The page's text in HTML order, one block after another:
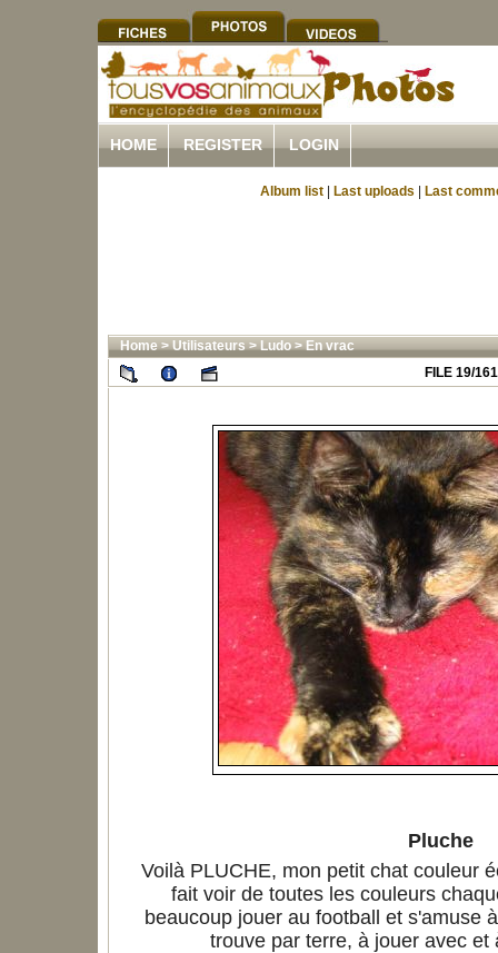
HOME REGISTER LOGIN
Album list Last uploads Last
Home>Utilisateurs>Ludo>En vrac
FILE 19/161
Pluche
Voilà PLUCHE, mon petit chat couleur
fait voir de toutes les couleurs
beaucoup jouer au football et s'amuse
trouve par terre, à jouer avec et